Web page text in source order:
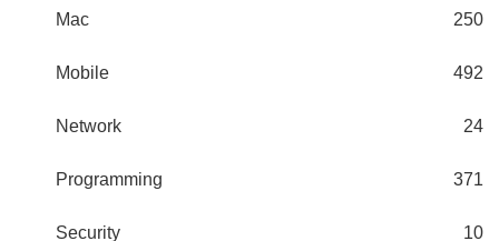
Mac 250
Mobile 492
Network 24
Programming 371
Security 10